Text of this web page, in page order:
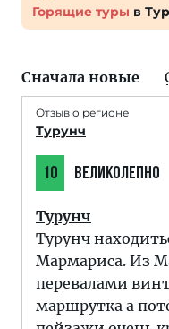
Горящие туры в
Сначала новые
Отзыв о регионе
Турунч
10 ВЕЛИКОЛЕПНО
Турунч
Турунч
Мармариса. Из
перевалами
маршрутка а